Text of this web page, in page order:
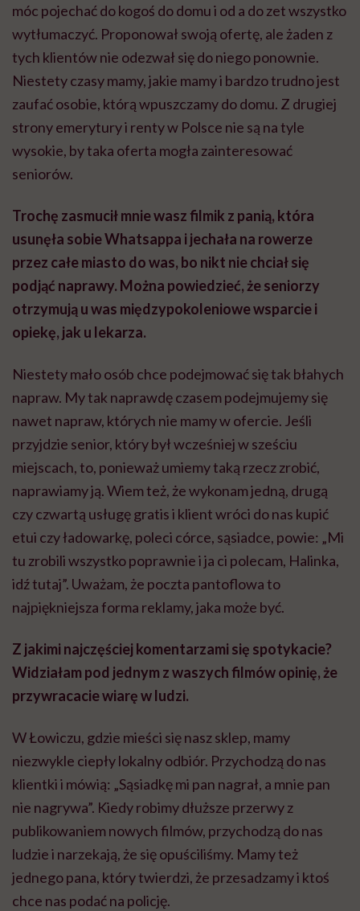
móc pojechać do kogoś do domu i od a do zet wszystko
wytłumaczyć. Proponował swoją ofertę, ale żaden z
tych klientów nie odezwał się do niego ponownie.
Niestety czasy mamy, jakie mamy i bardzo trudno jest
zaufać osobie, którą wpuszczamy do domu. Z drugiej
strony emerytury i renty w Polsce nie są na tyle
wysokie, by taka oferta mogła zainteresować
seniorów.
Trochę zasmucił mnie wasz filmik z panią, która
usunęła sobie Whatsappa i jechała na rowerze
przez całe miasto do was, bo nikt nie chciał się
podjąć naprawy. Można powiedzieć, że seniorzy
otrzymują u was międzypokoleniowe wsparcie i
opiekę, jak u lekarza.
Niestety mało osób chce podejmować się tak błahych
napraw. My tak naprawdę czasem podejmujemy się
nawet napraw, których nie mamy w ofercie. Jeśli
przyjdzie senior, który był wcześniej w sześciu
miejscach, to, ponieważ umiemy taką rzecz zrobić,
naprawiamy ją. Wiem też, że wykonam jedną, drugą
czy czwartą usługę gratis i klient wróci do nas kupić
etui czy ładowarkę, poleci córce, sąsiadce, powie: „Mi
tu zrobili wszystko poprawnie i ja ci polecam, Halinka,
idź tutaj”. Uważam, że poczta pantoflowa to
najpiękniejsza forma reklamy, jaka może być.
Z jakimi najczęściej komentarzami się spotykacie?
Widziałam pod jednym z waszych filmów opinię, że
przywracacie wiarę w ludzi.
W Łowiczu, gdzie mieści się nasz sklep, mamy
niezwykle ciepły lokalny odbiór. Przychodzą do nas
klientki i mówią: „Sąsiadkę mi pan nagrał, a mnie pan
nie nagrywa”. Kiedy robimy dłuższe przerwy z
publikowaniem nowych filmów, przychodzą do nas
ludzie i narzekają, że się opuściliśmy. Mamy też
jednego pana, który twierdzi, że przesadzamy i ktoś
chce nas podać na policję.